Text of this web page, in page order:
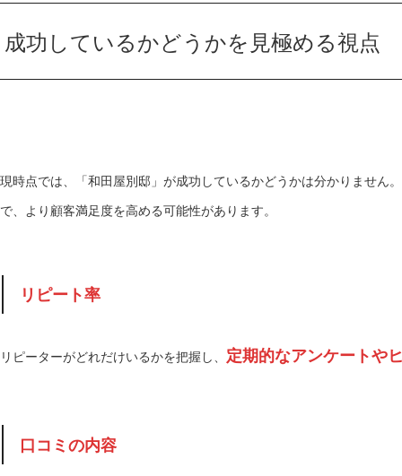
成功しているかどうかを見極める視点
現時点では、「和田屋別邸」が成功しているかどうかは分かりません
で、より顧客満足度を高める可能性があります。
リピート率
リピーターがどれだけいるかを把握し、 定期的なアンケートや
口コミの内容